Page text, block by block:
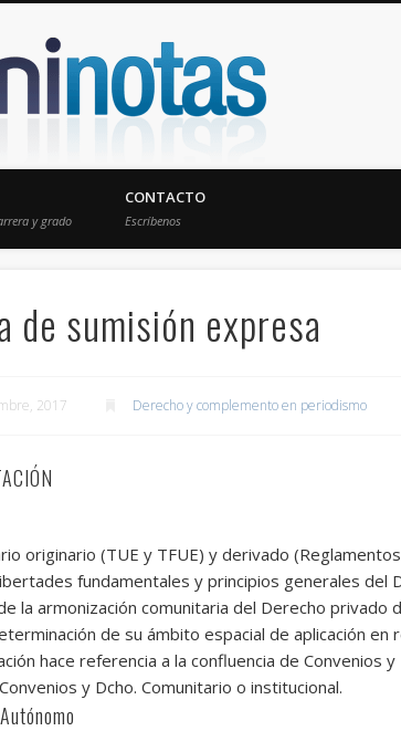
carrera
y grado
CONTACTO
Escríbenos
de sumisión expresa
2017 Derecho y complemento en periodismo
originario (TUE y TFUE) y derivado
fundamentales y principios generales del
la armonización comunitaria del Derecho privado
de su ámbito espacial de aplicación en
hace referencia a la confluencia de Convenios y
y Dcho. Comunitario o institucional.